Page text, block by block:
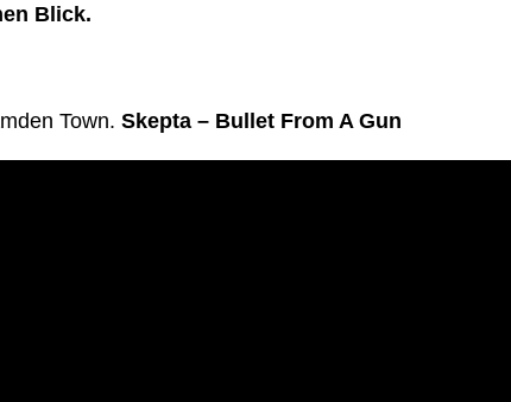
Blick.
Town. Skepta – Bullet From A Gun